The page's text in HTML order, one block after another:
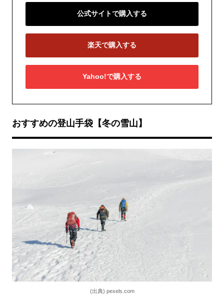
公式サイトで購入する
楽天で購入する
Yahoo!で購入する
おすすめの登山手袋【冬の雪山】
(出典) pexels.com